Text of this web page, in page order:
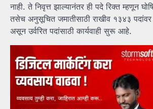
नाही. ते निवृत्त झाल्यानंतर ही पदे रिक्त म्हणून
तसेच अनुसूचित जमातीसाठी राखीव १३४३
असून उर्वरित पदांसाठी कार्यवाही सुरू आहे.